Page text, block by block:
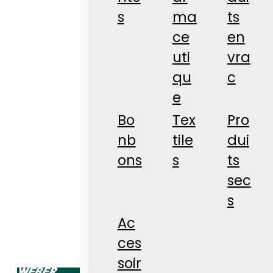
s
ma
ce
uti
qu
e
ts
en
vra
c
Bo
nb
ons
Tex
tile
s
Pro
dui
ts
sec
s
Ac
ces
soir